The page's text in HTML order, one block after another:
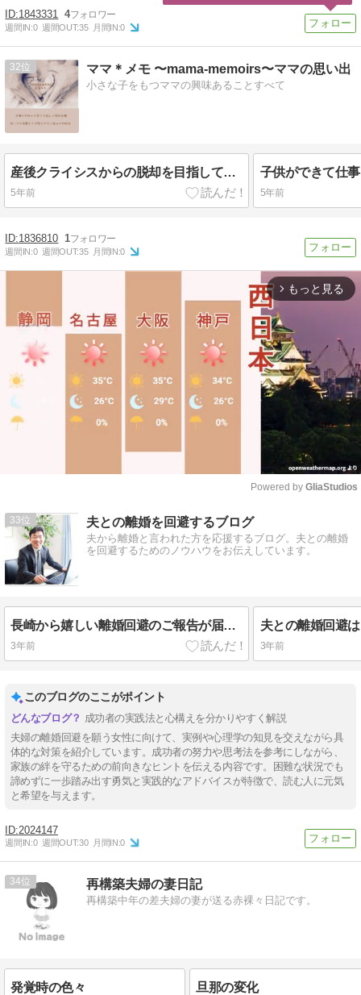
1843331 4
週間IN:0 週間OUT:35 月間IN:0
32 ママ＊メモ 〜mama-memoirs〜ママの思い出
小さな子をもつママの興味あることすべて
産後クライシスからの脱却を目指して。仕事をしている夫に感謝できるようになる２つの視点とは？
5年前 5年前
1836810 1
週間IN:0 週間OUT:35 月間IN:0
arrow_forward_ios もっと見る
Powered by GliaStudios
33 夫との離婚を回避するブログ
夫から離婚と言われた方を応援するブログ。夫との離婚
を回避するためのノウハウをお伝えしています。
長崎から嬉しい離婚回避のご報告が届きました！
3年前
夫との離婚回避
3年前
このブログのここがポイント
成功者の実践法と心構えを分かりやすく解説
夫婦の離婚回避を願う女性に向けて、実例や心理学の知見を交えながら具
体的な対策を紹介しています。成功者の努力や思考法を参考にしながら、
家族の絆を守るための前向きなヒントを伝える内容です。困難な状況でも
諦めずに一歩踏み出す勇気と実践的なアドバイスが特徴で、読む人に元気
と希望を与えます。
2024147
週間IN:0 週間OUT:30 月間IN:0
34 再構築夫婦の妻日記
再構築中年の差夫婦の妻が送る赤裸々日記です。
発覚時の色々 旦那の変化